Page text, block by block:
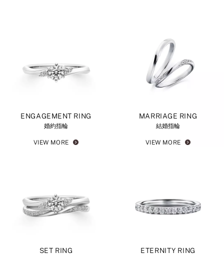
ENGAGEMENT RING
婚約指輪
VIEW MORE
MARRIAGE RING
結婚指輪
VIEW MORE
SET RING ETERNITY RING